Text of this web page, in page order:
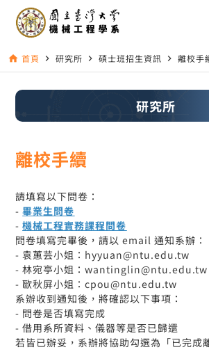
home 首頁 navigate_next 研究所 navigate_next 碩士班招生資訊 navigate_next 離校手
研究所
離校手續
請填寫以下問卷：
-畢業生問卷
-機械工程實務課程問卷
問卷填寫完畢後，請以 email 通知系辦：
- 袁蕙芸小姐：hyyuan@ntu.edu.tw
- 林宛亭小姐：wantinglin@ntu.edu.tw
- 歐秋屏小姐：cpou@ntu.edu.tw
系辦收到通知後，將確認以下事項：
- 問卷是否填寫完成
- 借用系所資料、儀器等是否已歸還
若皆已辦妥，系辦將協助勾選為「已完成